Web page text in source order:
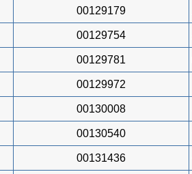
00129179
00129754
00129781
00129972
00130008
00130540
00131436